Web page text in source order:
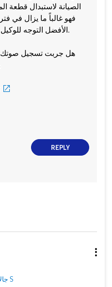
الصيانة لاستبدال قطعة
الأفضل التوجه للوكيل مباشرة ليتم إصلاحه مجاناً.
​هل جربت تسجيل صوتك
REPLY
جالاكسى S